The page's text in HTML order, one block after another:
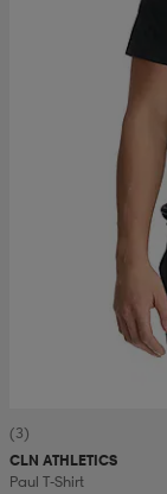
(3)
CLN ATHLETICS
Paul T-Shirt